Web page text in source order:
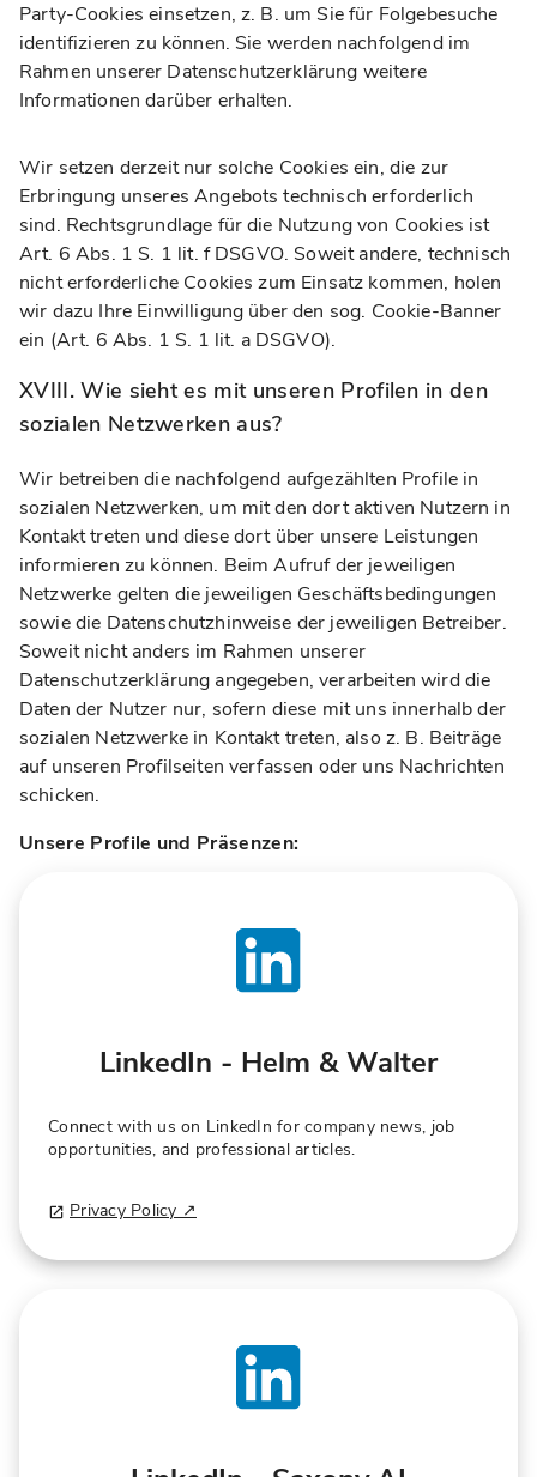
Party-Cookies einsetzen, z. B. um Sie für Folgebesuche
identifizieren zu können. Sie werden nachfolgend im
Rahmen unserer Datenschutzerklärung weitere
Informationen darüber erhalten.
Wir setzen derzeit nur solche Cookies ein, die zur
Erbringung unseres Angebots technisch erforderlich
sind. Rechtsgrundlage für die Nutzung von Cookies ist
Art. 6 Abs. 1 S. 1 lit. f DSGVO. Soweit andere, technisch
nicht erforderliche Cookies zum Einsatz kommen, holen
wir dazu Ihre Einwilligung über den sog. Cookie-Banner
ein (Art. 6 Abs. 1 S. 1 lit. a DSGVO).
XVIII. Wie sieht es mit unseren Profilen in den
sozialen Netzwerken aus?
Wir betreiben die nachfolgend aufgezählten Profile in
sozialen Netzwerken, um mit den dort aktiven Nutzern in
Kontakt treten und diese dort über unsere Leistungen
informieren zu können. Beim Aufruf der jeweiligen
Netzwerke gelten die jeweiligen Geschäftsbedingungen
sowie die Datenschutzhinweise der jeweiligen Betreiber.
Soweit nicht anders im Rahmen unserer
Datenschutzerklärung angegeben, verarbeiten wird die
Daten der Nutzer nur, sofern diese mit uns innerhalb der
sozialen Netzwerke in Kontakt treten, also z. B. Beiträge
auf unseren Profilseiten verfassen oder uns Nachrichten
schicken.
Unsere Profile und Präsenzen:
LinkedIn - Helm & Walter
Connect with us on LinkedIn for company news, job
opportunities, and professional articles.
Privacy Policy ↗